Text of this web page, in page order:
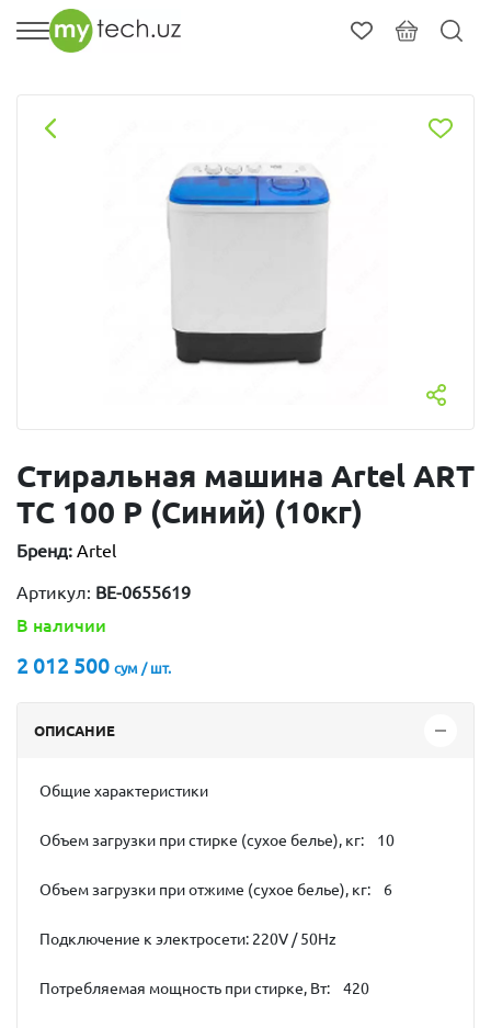
Стиральная машина Artel ART
ТС 100 P (Синий) (10кг)
Бренд: Artel
Артикул: ВЕ-0655619
В наличии
2 012 500 сум / шт.
ОПИСАНИЕ
Общие характеристики
Объем загрузки при стирке (сухое белье), кг: 10
Объем загрузки при отжиме (сухое белье), кг: 6
Подключение к электросети: 220V / 50Hz
Потребляемая мощность при стирке, Вт: 420